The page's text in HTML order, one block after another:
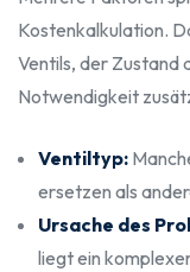
Kostenkalkulation.
Ventils, der Zustand
Notwendigkeit
Ventiltyp:
ersetzen als
Ursache des
liegt ein